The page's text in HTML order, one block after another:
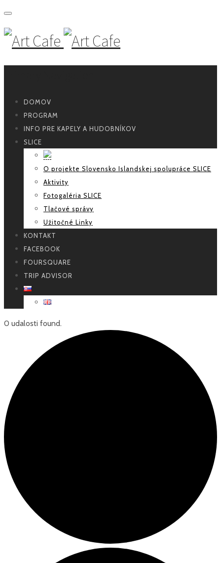
DOMOV
PROGRAM
INFO PRE KAPELY A HUDOBNÍKOV
SLICE
O projekte Slovensko Islandskej spolupráce SLICE
Aktivity
Fotogaléria SLICE
Tlačové správy
Užitočné Linky
KONTAKT
FACEBOOK
FOURSQUARE
TRIP ADVISOR
0 udalosti found.